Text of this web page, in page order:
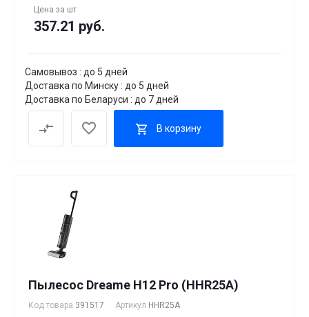
Цена за шт
357.21 руб.
Самовывоз : до 5 дней
Доставка по Минску : до 5 дней
Доставка по Беларуси : до 7 дней
В корзину
Пылесос Dreame H12 Pro (HHR25A)
Код товара 391517 Артикул HHR25A